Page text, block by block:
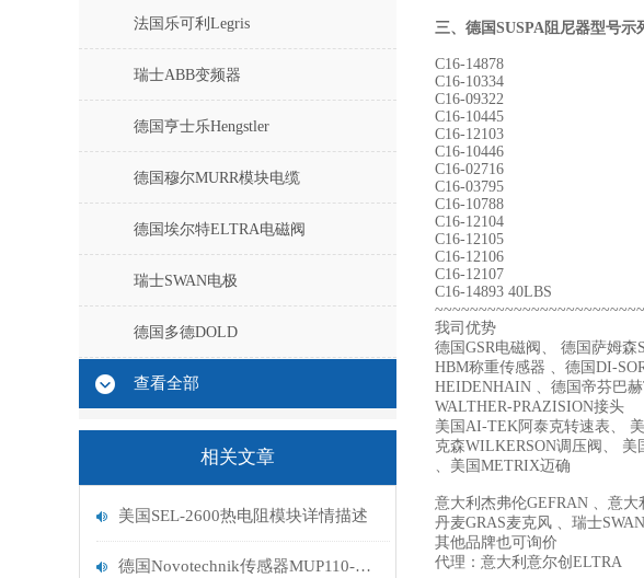
法国乐可利Legris
瑞士ABB变频器
德国亨士乐Hengstler
德国穆尔MURR模块电缆
德国埃尔特ELTRA电磁阀
瑞士SWAN电极
德国多德DOLD
查看全部
相关文章
美国SEL-2600热电阻模块详情描述
德国Novotechnik传感器MUP110-1优势供应
三、 德国SUSPA阻尼器型号示
C16-14878
C16-10334
C16-09322
C16-10445
C16-12103
C16-10446
C16-02716
C16-03795
C16-10788
C16-12104
C16-12105
C16-12106
C16-12107
C16-14893 40LBS
我司优势
德国GSR电磁阀、 德国萨姆森
HBM称重传感器 、德国DI-
HEIDENHAIN 、德国帝芬巴
WALTHER-PRAZISION接头
美国AI-TEK阿泰克转速表、
克森WILKERSON调压阀、
、美国METRIX迈确
意大利杰弗伦GEFRAN 、意
丹麦GRAS麦克风 、瑞士
其他品牌也可询价
代理：意大利意尔创ELTRA